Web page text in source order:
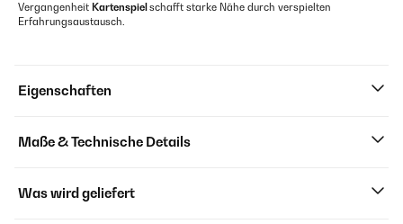
Vergangenheit Kartenspiel schafft starke Nähe durch verspielten
Erfahrungsaustausch.
Eigenschaften
Maße & Technische Details
Was wird geliefert